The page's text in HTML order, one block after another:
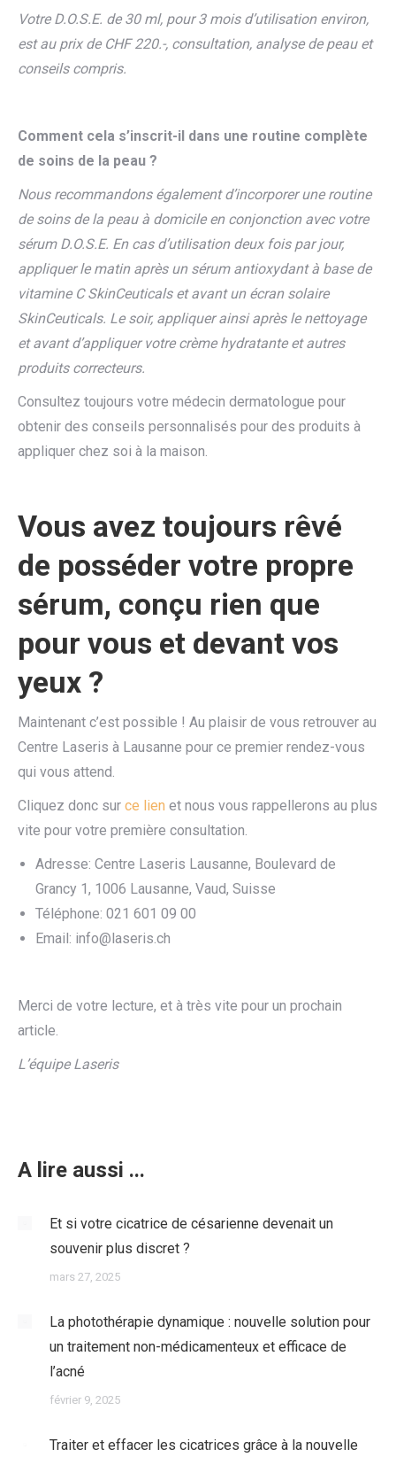
Votre D.O.S.E. de 30 ml, pour 3 mois d’utilisation environ,
est au prix de CHF 220.-, consultation, analyse de peau et
conseils compris.
Comment cela s’inscrit-il dans une routine complète
de soins de la peau ?
Nous recommandons également d’incorporer une routine
de soins de la peau à domicile en conjonction avec votre
sérum D.O.S.E. En cas d’utilisation deux fois par jour,
appliquer le matin après un sérum antioxydant à base de
vitamine C SkinCeuticals et avant un écran solaire
SkinCeuticals. Le soir, appliquer ainsi après le nettoyage
et avant d’appliquer votre crème hydratante et autres
produits correcteurs.
Consultez toujours votre médecin dermatologue pour
obtenir des conseils personnalisés pour des produits à
appliquer chez soi à la maison.
Vous avez toujours rêvé
de posséder votre propre
sérum, conçu rien que
pour vous et devant vos
yeux ?
Maintenant c’est possible ! Au plaisir de vous retrouver au
Centre Laseris à Lausanne pour ce premier rendez-vous
qui vous attend.
Cliquez donc sur ce lien et nous vous rappellerons au plus
vite pour votre première consultation.
Adresse: Centre Laseris Lausanne, Boulevard de
Grancy 1, 1006 Lausanne, Vaud, Suisse
Téléphone: 021 601 09 00
Email: info@laseris.ch
Merci de votre lecture, et à très vite pour un prochain
article.
L’équipe Laseris
A lire aussi ...
Et si votre cicatrice de césarienne devenait un
souvenir plus discret ?
mars 27, 2025
La photothérapie dynamique : nouvelle solution pour
un traitement non-médicamenteux et efficace de
l’acné
février 9, 2025
Traiter et effacer les cicatrices grâce à la nouvelle